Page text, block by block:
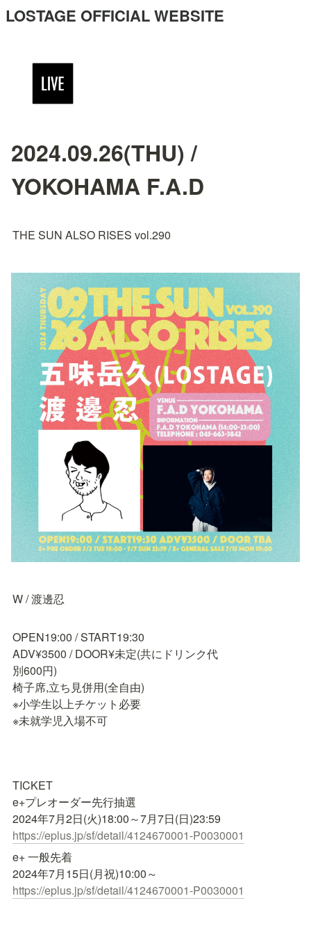
LOSTAGE OFFICIAL WEBSITE
2024.09.26(THU) /
YOKOHAMA F.A.D
THE SUN ALSO RISES vol.290
W / 渡邊忍
OPEN19:00 / START19:30
ADV¥3500 / DOOR¥未定(共にドリンク代
別600円)
椅子席,立ち見併用(全自由)
※小学生以上チケット必要
※未就学児入場不可
TICKET
e+プレオーダー先行抽選
https://eplus.jp/sf/detail/4124670001-P0030001
e+ 一般先着
https://eplus.jp/sf/detail/4124670001-P0030001